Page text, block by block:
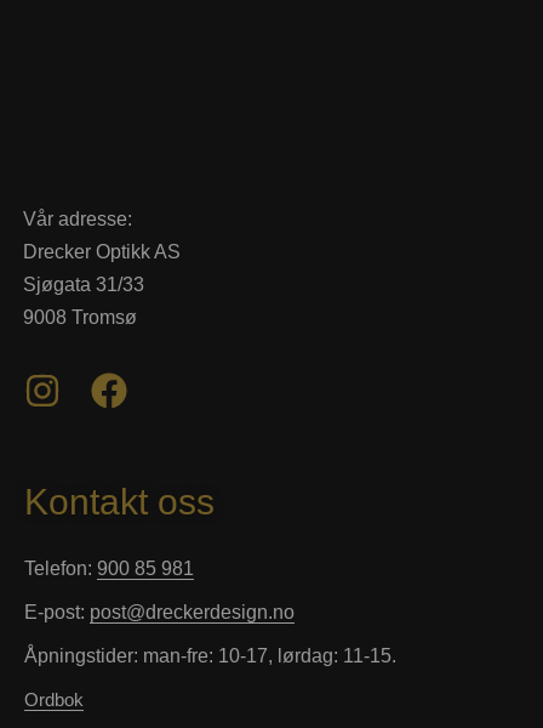
Vår adresse:
Drecker Optikk AS
Sjøgata 31/33
9008 Tromsø
Kontakt oss
Telefon: 900 85 981
E-post: post@dreckerdesign.no
Åpningstider: man-fre: 10-17, lørdag: 11-15.
Ordbok